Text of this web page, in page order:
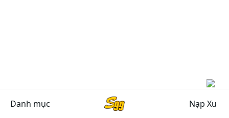
Danh mục Nạp Xu